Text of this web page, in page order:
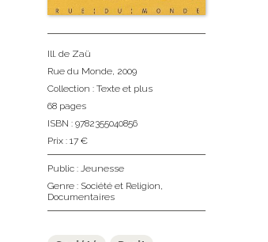
Ill. de Zaü
Rue du Monde, 2009
Collection : Texte et plus
68 pages
ISBN : 9782355040856
Prix : 17 €
Public : Jeunesse
Genre : Société et Religion,
Documentaires